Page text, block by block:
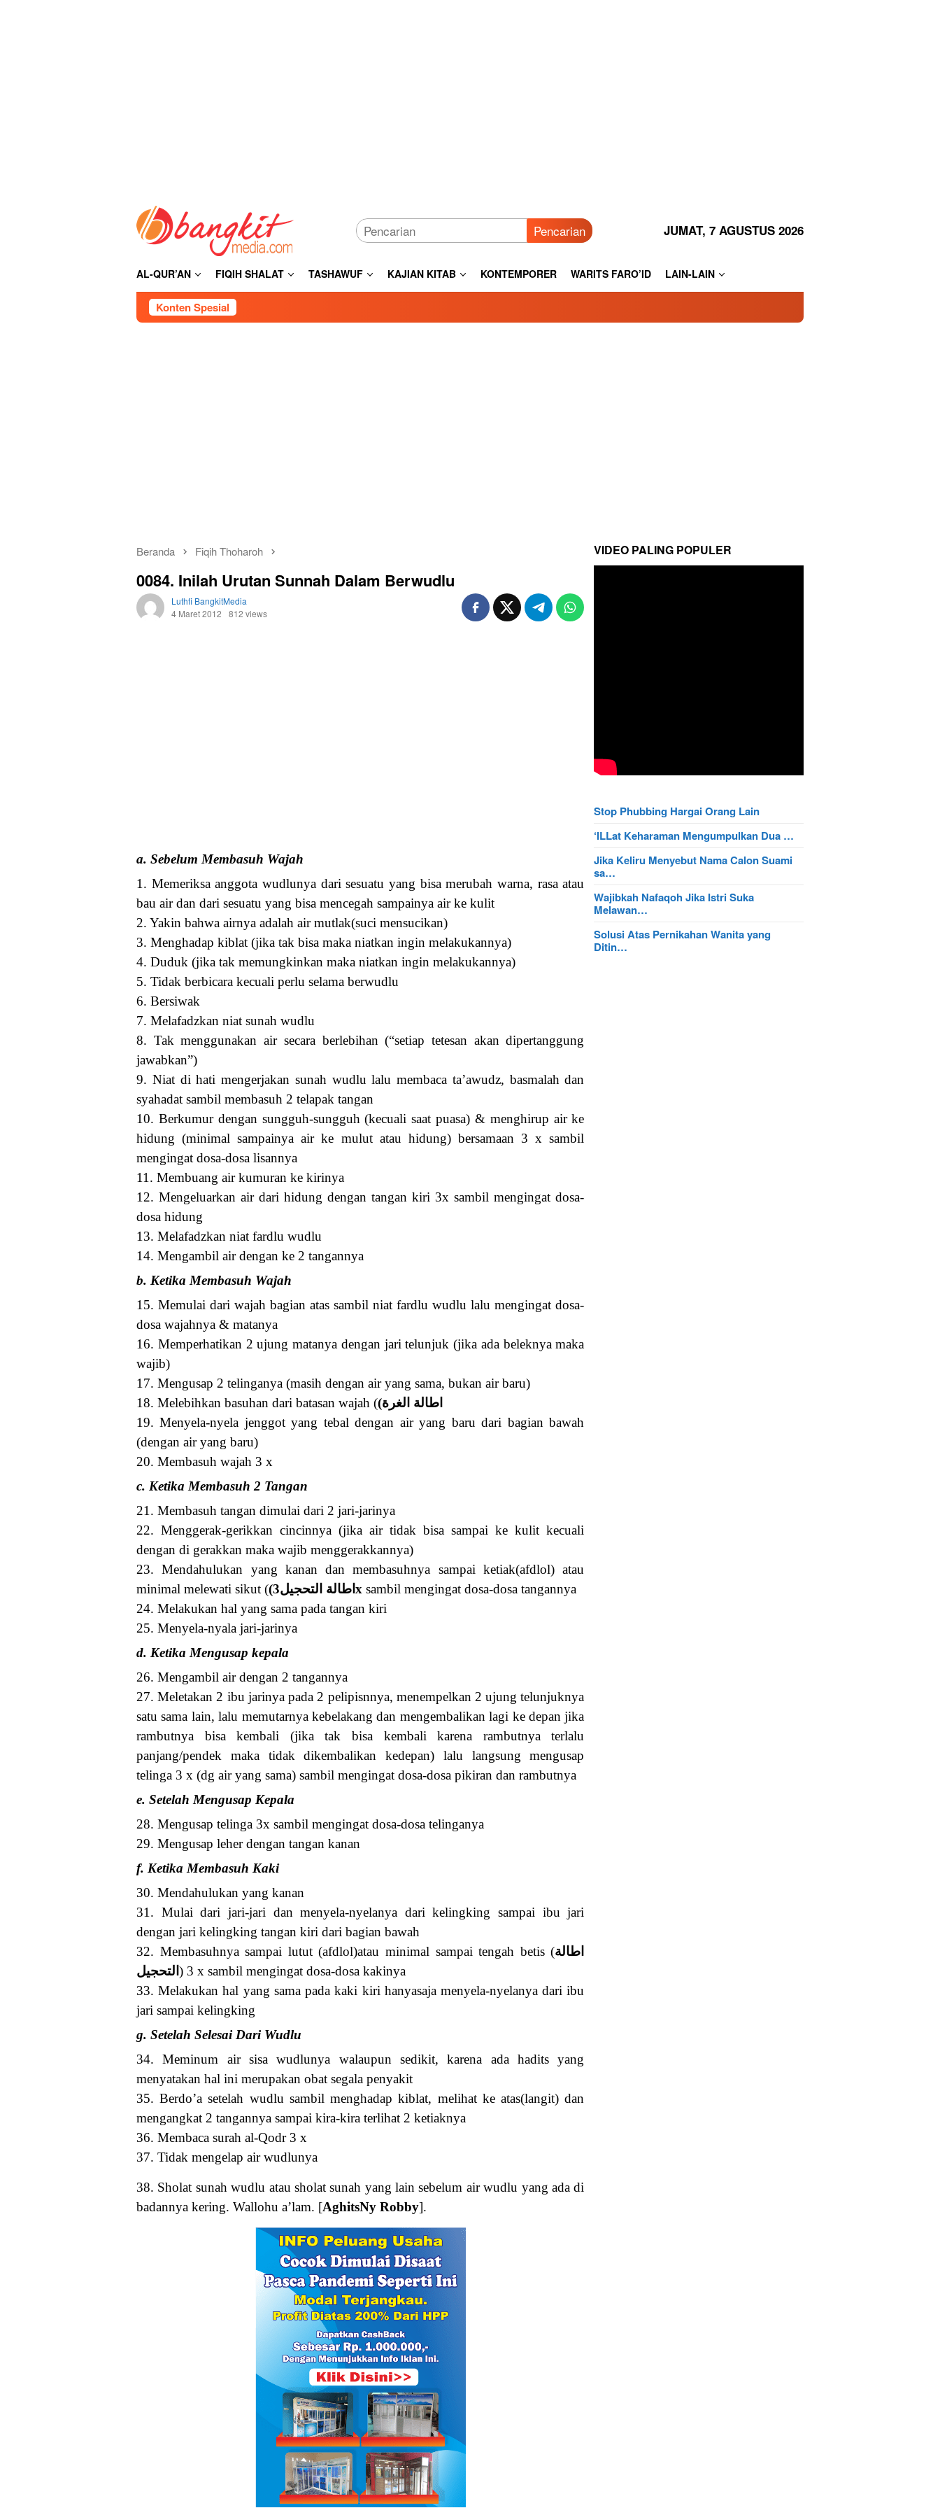
Pencarian JUMAT, 7 AGUSTUS 2026
AL-QUR’AN FIQIH SHALAT TASHAWUF KAJIAN KITAB KONTEMPORER WARITS FARO’ID LAIN-LAIN
Konten Spesial
Beranda Fiqih Thoharoh
0084. Inilah Urutan Sunnah Dalam Berwudlu
Luthfi BangkitMedia
4 Maret 2012
812 views
a. Sebelum Membasuh Wajah
1. Memeriksa anggota wudlunya dari sesuatu yang bisa merubah warna, rasa atau
bau air dan dari sesuatu yang bisa mencegah sampainya air ke kulit
2. Yakin bahwa airnya adalah air mutlak(suci mensucikan)
3. Menghadap kiblat (jika tak bisa maka niatkan ingin melakukannya)
4. Duduk (jika tak memungkinkan maka niatkan ingin melakukannya)
5. Tidak berbicara kecuali perlu selama berwudlu
6. Bersiwak
7. Melafadzkan niat sunah wudlu
8. Tak menggunakan air secara berlebihan (“setiap tetesan akan dipertanggung
jawabkan”)
9. Niat di hati mengerjakan sunah wudlu lalu membaca ta’awudz, basmalah dan
syahadat sambil membasuh 2 telapak tangan
10. Berkumur dengan sungguh-sungguh (kecuali saat puasa) & menghirup air ke
hidung (minimal sampainya air ke mulut atau hidung) bersamaan 3 x sambil
mengingat dosa-dosa lisannya
11. Membuang air kumuran ke kirinya
12. Mengeluarkan air dari hidung dengan tangan kiri 3x sambil mengingat dosa-
dosa hidung
13. Melafadzkan niat fardlu wudlu
14. Mengambil air dengan ke 2 tangannya
b. Ketika Membasuh Wajah
15. Memulai dari wajah bagian atas sambil niat fardlu wudlu lalu mengingat dosa-
dosa wajahnya & matanya
16. Memperhatikan 2 ujung matanya dengan jari telunjuk (jika ada beleknya maka
wajib)
17. Mengusap 2 telinganya (masih dengan air yang sama, bukan air baru)
18. Melebihkan basuhan dari batasan wajah ( (اطالة الغرة
19. Menyela-nyela jenggot yang tebal dengan air yang baru dari bagian bawah
(dengan air yang baru)
20. Membasuh wajah 3 x
c. Ketika Membasuh 2 Tangan
21. Membasuh tangan dimulai dari 2 jari-jarinya
22. Menggerak-gerikkan cincinnya (jika air tidak bisa sampai ke kulit kecuali
dengan di gerakkan maka wajib menggerakkannya)
23. Mendahulukan yang kanan dan membasuhnya sampai ketiak(afdlol) atau
minimal melewati sikut (
(اطالة التحجيل3x sambil mengingat dosa-dosa tangannya
24. Melakukan hal yang sama pada tangan kiri
25. Menyela-nyala jari-jarinya
d. Ketika Mengusap kepala
26. Mengambil air dengan 2 tangannya
27. Meletakan 2 ibu jarinya pada 2 pelipisnnya, menempelkan 2 ujung telunjuknya
satu sama lain, lalu memutarnya kebelakang dan mengembalikan lagi ke depan jika
rambutnya bisa kembali (jika tak bisa kembali karena rambutnya terlalu
panjang/pendek maka tidak dikembalikan kedepan) lalu langsung mengusap
telinga 3 x (dg air yang sama) sambil mengingat dosa-dosa pikiran dan rambutnya
e. Setelah Mengusap Kepala
28. Mengusap telinga 3x sambil mengingat dosa-dosa telinganya
29. Mengusap leher dengan tangan kanan
f. Ketika Membasuh Kaki
30. Mendahulukan yang kanan
31. Mulai dari jari-jari dan menyela-nyelanya dari kelingking sampai ibu jari
dengan jari kelingking tangan kiri dari bagian bawah
32. Membasuhnya sampai lutut (afdlol)atau minimal sampai tengah betis (اطالة
التحجيل
) 3 x sambil mengingat dosa-dosa kakinya
33. Melakukan hal yang sama pada kaki kiri hanyasaja menyela-nyelanya dari ibu
jari sampai kelingking
g. Setelah Selesai Dari Wudlu
34. Meminum air sisa wudlunya walaupun sedikit, karena ada hadits yang
menyatakan hal ini merupakan obat segala penyakit
35. Berdo’a setelah wudlu sambil menghadap kiblat, melihat ke atas(langit) dan
mengangkat 2 tangannya sampai kira-kira terlihat 2 ketiaknya
36. Membaca surah al-Qodr 3 x
37. Tidak mengelap air wudlunya
38. Sholat sunah wudlu atau sholat sunah yang lain sebelum air wudlu yang ada di
badannya kering. Wallohu a’lam. [AghitsNy Robby].
VIDEO PALING POPULER
Stop Phubbing Hargai Orang Lain
‘ILLat Keharaman Mengumpulkan Dua …
Jika Keliru Menyebut Nama Calon Suami
sa…
Wajibkah Nafaqoh Jika Istri Suka
Melawan…
Solusi Atas Pernikahan Wanita yang
Ditin…